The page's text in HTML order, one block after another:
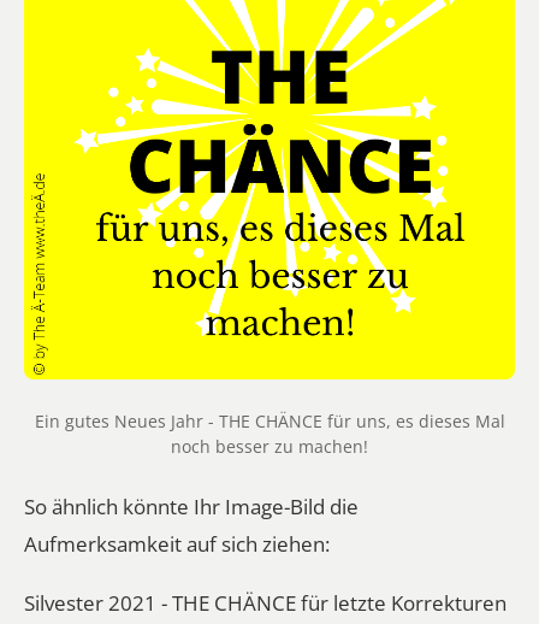
Ein gutes Neues Jahr - THE CHÄNCE für uns, es dieses Mal
noch besser zu machen!
So ähnlich könnte Ihr Image-Bild die
Aufmerksamkeit auf sich ziehen:
Silvester 2021 - THE CHÄNCE für letzte Korrekturen